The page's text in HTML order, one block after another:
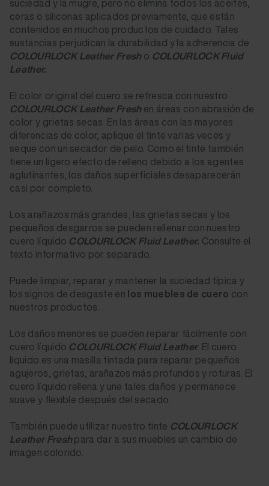
suciedad y la mugre, pero no elimina todos los aceites,
ceras o siliconas aplicados previamente, que están
contenidos en muchos productos de cuidado. Tales
sustancias perjudican la durabilidad y la adherencia de
COLOURLOCK Leather Fresho COLOURLOCK Fluid
Leather.
El color original del cuero se refresca con nuestro
COLOURLOCK Leather Freshen áreas con abrasión de
color y grietas secas. En las áreas con las mayores
diferencias de color, aplique el tinte varias veces y
seque con un secador de pelo. Como el tinte también
tiene un ligero efecto de relleno debido a los agentes
aglutinantes, los daños superficiales desaparecerán
casi por completo.
Los arañazos más grandes, las grietas secas y los
pequeños desgarros se pueden rellenar con nuestro
cuero líquido COLOURLOCK Fluid Leather. Consulte el
texto informativo por separado.
Puede limpiar, reparar y mantener la suciedad típica y
los signos de desgaste en los muebles de cuero con
nuestros productos.
Los daños menores se pueden reparar fácilmente con
cuero líquido COLOURLOCK Fluid Leather. El cuero
líquido es una masilla tintada para reparar pequeños
agujeros, grietas, arañazos más profundos y roturas. El
cuero líquido rellena y une tales daños y permanece
suave y flexible después del secado.
También puede utilizar nuestro tinte COLOURLOCK
Leather Freshpara dar a sus muebles un cambio de
imagen colorido.